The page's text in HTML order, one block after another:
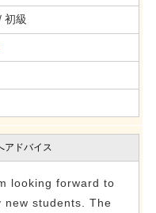
初級
アドバイス
looking forward to
new students. The